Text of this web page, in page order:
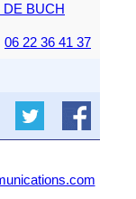
DE BUCH
06 22 36 41 37